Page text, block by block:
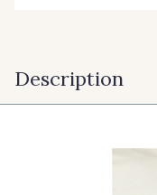
Description